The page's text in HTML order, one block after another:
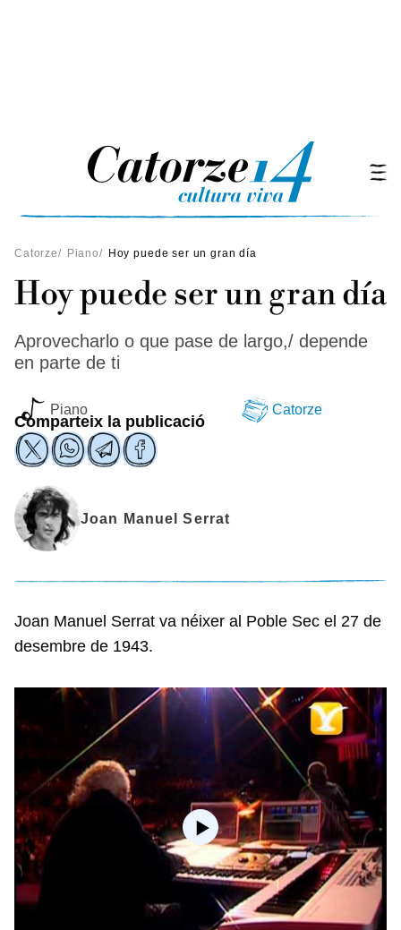
Catorze/ Piano/ Hoy puede ser un gran día
Hoy puede ser un gran día
Aprovecharlo o que pase de largo,/ depende
en parte de ti
Piano Catorze
Comparteix la publicació
Joan Manuel Serrat
Joan Manuel Serrat va néixer al Poble Sec el 27 de
desembre de 1943.